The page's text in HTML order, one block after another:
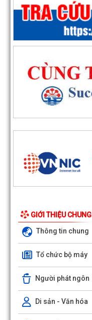
GIỚI THIỆU CHUNG
Thông tin chung
Tổ chức bộ máy
Người phát ngôn
Di sản - Văn hóa